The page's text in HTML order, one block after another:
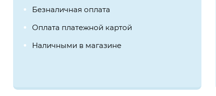
Безналичная оплата
Оплата платежной картой
Наличными в магазине